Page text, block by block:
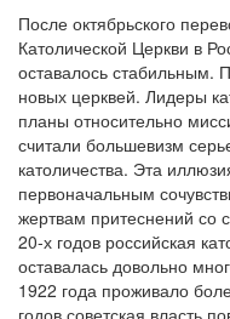
После октябрьского
Католической Церкви в
оставалось стабильным.
новых церквей. Лидеры
планы относительно
считали большевизм
католичества. Эта
первоначальным
жертвам притеснений со
20-х годов российская
оставалась довольно
1922 года проживало
годов советская власть